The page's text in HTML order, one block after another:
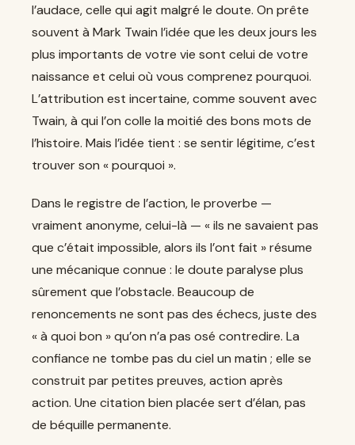
l’audace, celle qui agit malgré le doute. On prête
souvent à Mark Twain l’idée que les deux jours les
plus importants de votre vie sont celui de votre
naissance et celui où vous comprenez pourquoi.
L’attribution est incertaine, comme souvent avec
Twain, à qui l’on colle la moitié des bons mots de
l’histoire. Mais l’idée tient : se sentir légitime, c’est
trouver son « pourquoi ».
Dans le registre de l’action, le proverbe —
vraiment anonyme, celui-là — « ils ne savaient pas
que c’était impossible, alors ils l’ont fait » résume
une mécanique connue : le doute paralyse plus
sûrement que l’obstacle. Beaucoup de
renoncements ne sont pas des échecs, juste des
« à quoi bon » qu’on n’a pas osé contredire. La
confiance ne tombe pas du ciel un matin ; elle se
construit par petites preuves, action après
action. Une citation bien placée sert d’élan, pas
de béquille permanente.